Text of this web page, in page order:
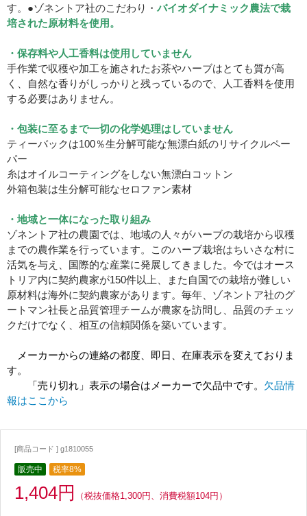
す。●ゾネントア社のこだわり・ バイオダイナミック農法で栽
培された原材料を使用。
・保存料や人工香料は使用していません
手作業で収穫や加工を施されたお茶やハーブはとても質が高
く、自然な香りがしっかりと残っているので、人工香料を使用
する必要はありません。
・包装に至るまで一切の化学処理はしていません
ティーバックは100％生分解可能な無漂白紙のリサイクルペー
パー
糸はオイルコーティングをしない無漂白コットン
外箱包装は生分解可能なセロファン素材
・地域と一体になった取り組み
ゾネントア社の農園では、地域の人々がハーブの栽培から収穫
までの農作業を行っています。このハーブ栽培はちいさな村に
活気を与え、国際的な産業に発展してきました。今ではオース
トリア内に契約農家が150件以上、また自国での栽培が難しい
原材料は海外に契約農家があります。毎年、ゾネントア社のグ
ートマン社長と品質管理チームが農家を訪問し、品質のチェッ
クだけでなく、相互の信頼関係を築いています。
メーカーからの連絡の都度、即日、在庫表示を変えておりま
す。
「売り切れ」表示の場合はメーカーで欠品中です。 欠品情
報はここから
[商品コード ] g1810055
販売中 税率8%
1,404円 （税抜価格1,300円、消費税額104円）